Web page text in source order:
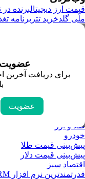
قیمت ارز دیجیتالبرنده در
ملّی گلدخرید تتر برنامه
عضویت
برای دریافت آخرین
عضویت
جدیدترین قیمت‌ها
قیمت درهم امارات
لحظه تحویل سال
داغ‌ترین‌های اقتصادی
طلا و ارز
خودرو
پیش‌بینی قیمت طلا
پیش‌بینی قیمت دلار
اقتصاد سبز
قدرتمندترین نرم‌ افزار CRM در ایران